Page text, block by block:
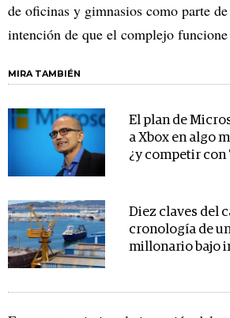
de oficinas y gimnasios como parte
intención de que el complejo
MIRA TAMBIÉN
El plan de
a Xbox en algo
¿y competir con
Diez claves del
cronología de
millonario bajo